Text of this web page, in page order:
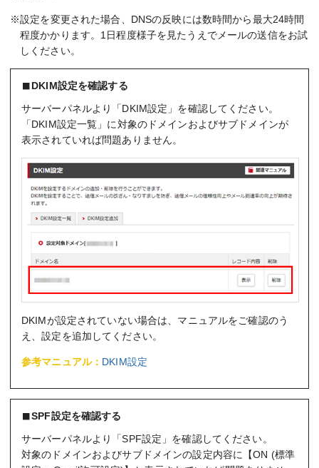
※設定を変更された場合、DNSの反映には数時間から最大24時間
程度かかります。1日程度様子を見たうえでメールの送信をお試
しください。
DKIM設定を確認する
サーバーパネルより「DKIM設定」を確認してください。
「DKIM設定一覧」に対象のドメインおよびサブドメインが
表示されていれば問題ありません。
DKIMが設定されていない場合は、マニュアルをご確認のう
え、設定を追加してください。
参考マニュアル： DKIM設定
SPF設定を確認する
サーバーパネルより「SPF設定」を確認してください。
対象のドメインおよびサブドメインの設定内容に【ON (標準